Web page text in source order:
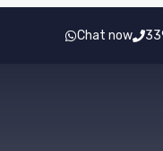
Chat now